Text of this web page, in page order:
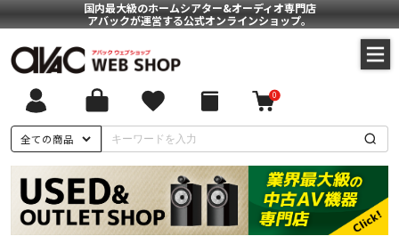
国内最大級のホームシアター&オーディオ専門店
アバックが運営する公式オンラインショップ。
全ての商品
0